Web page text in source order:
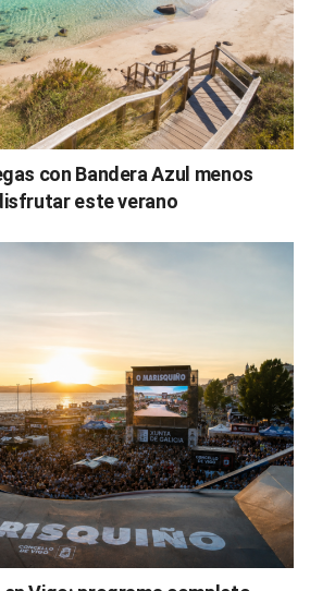
con Bandera Azul menos
este verano